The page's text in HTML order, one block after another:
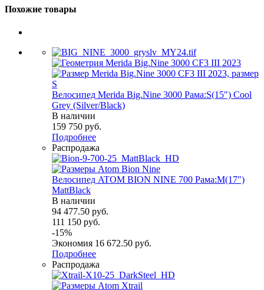
Похожие товары
Велосипед Merida Big.Nine 3000 Рама:S(15") Cool
Grey (Silver/Black)
В наличии
159 750 руб.
Подробнее
Распродажа
Велосипед ATOM BION NINE 700 Рама:M(17")
MattBlack
В наличии
94 477.50 руб.
111 150 руб.
-15%
Экономия 16 672.50 руб.
Подробнее
Распродажа